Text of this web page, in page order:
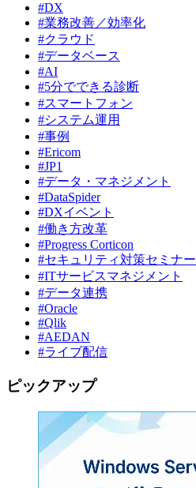
#DX
#業務改善／効率化
#クラウド
#データベース
#AI
#5分でできる診断
#スマートフォン
#システム運用
#事例
#Ericom
#JP1
#データ・マネジメント
#DataSpider
#DXイベント
#働き方改革
#Progress Corticon
#セキュリティ対策セミナー
#ITサービスマネジメント
#データ連携
#Oracle
#Qlik
#AEDAN
#ライブ配信
ピックアップ